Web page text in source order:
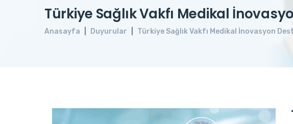
Türkiye Sağlık Vakfı Medikal
Anasayfa Duyurular Türkiye Sağlık Vakfı Medikal İnovasyon